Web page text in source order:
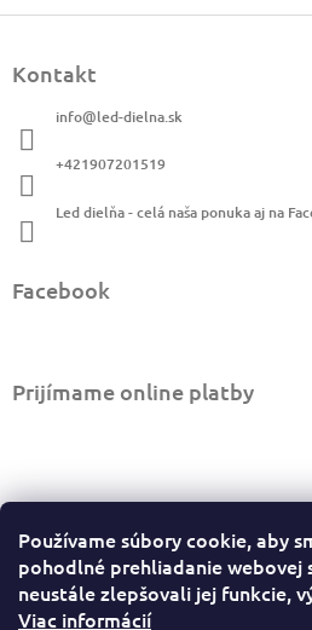
Používame súbory cookie, aby
pohodlné prehliadanie webovej
neustále zlepšovali jej funkcie,
Viac informácií
Kontakt
info@led-dielna.sk
+421907201519
Led dielňa - celá naša ponuka aj na
Facebook
Prijímame online platby
Informácie pre vás
Ako nakupovať
Obchodné podmienky
Podmienky ochrany osobných údajov